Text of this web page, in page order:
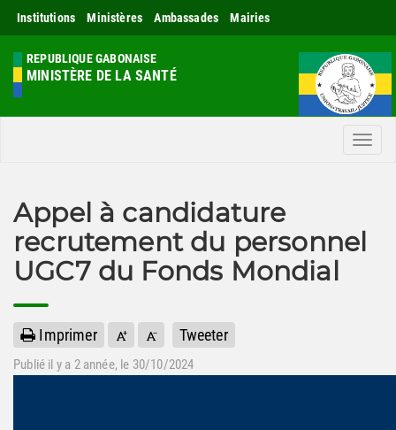
Institutions Ministères Ambassades Mairies
REPUBLIQUE GABONAISE
MINISTÈRE DE LA SANTÉ
Menu
Appel à candidature
recrutement du personnel
UGC7 du Fonds Mondial
Imprimer Tweeter
Publié il y a 2 année, le 30/10/2024